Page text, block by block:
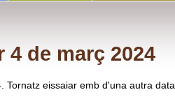
4 de març 2024
Tornatz eissaiar emb d'una autra data.